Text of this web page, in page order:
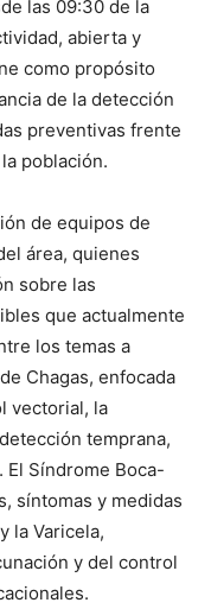
las 09:30 de la
abierta y
como propósito
de la detección
preventivas frente
población.
de equipos de
área, quienes
sobre las
que actualmente
los temas a
Chagas, enfocada
vectorial, la
temprana,
Síndrome Boca-
síntomas y medidas
la Varicela,
y del control